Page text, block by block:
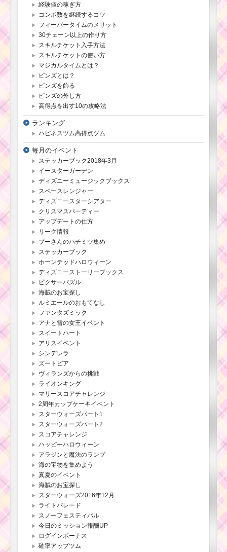
した攻略方法
全て公開
経験値の稼ぎ方
コンボ数を継続するコツ
フィーバータイムのメリット
30チェーン以上の作り方
スキルチケット入手方法
スキルチケットの使い方
マジカルタイムとは？
ピンズとは？
ピンズを飾る
ピンズの外し方
高得点を出す10の攻略法
ランキング
ハピネスツム高得点ツム
毎月のイベント
ステッカーブック2018年3月
イースターガーデン
ディズニーミュージックブックス
スペースレンジャー
ディズニースターシアター
クリスマスパーティー
アップデートの仕方
リーク情報
プーさんのハチミツ集め
ステッカーブック
ホーンテッドハロウィーン
ディズニーストーリーブックス
ピクサーパズル
海賊のお宝探し
ルミエールのおもてなし
ファンタズミック
アナと雪の女王イベント
スイートハート
アリスイベント
シンデレラ
ズートピア
ヴィランズからの挑戦
ライオンキング
マリースコアチャレンジ
2周年カップケーキイベント
スターウォーズパート1
スターウォーズパート2
スコアチャレンジ
ハッピーハロウィーン
アラジンと魔法のランプ
海の宝物を集めよう
真夏のイベント
海賊のお宝探し
スターウォーズ2016年12月
ライトパレード
スノーフェスティバル
今日のミッション報酬UP
ログインボーナス
確率アップツム